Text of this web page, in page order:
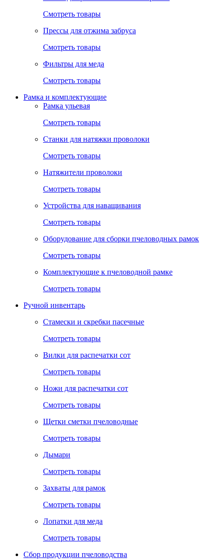
Смотреть товары
Прессы для отжима забруса
Смотреть товары
Фильтры для меда
Смотреть товары
Рамка и комплектующие
Рамка ульевая
Смотреть товары
Станки для натяжки проволоки
Смотреть товары
Натяжители проволоки
Смотреть товары
Устройства для наващивания
Смотреть товары
Оборудование для сборки пчеловодных рамок
Смотреть товары
Комплектующие к пчеловодной рамке
Смотреть товары
Ручной инвентарь
Стамески и скребки пасечные
Смотреть товары
Вилки для распечатки сот
Смотреть товары
Ножи для распечатки сот
Смотреть товары
Щетки сметки пчеловодные
Смотреть товары
Дымари
Смотреть товары
Захваты для рамок
Смотреть товары
Лопатки для меда
Смотреть товары
Сбор продукции пчеловодства